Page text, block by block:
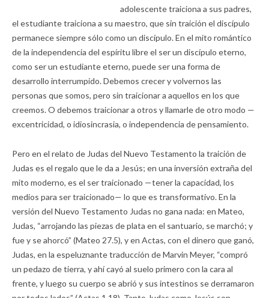
adolescente traiciona a sus padres,
el estudiante traiciona a su maestro, que sin traición el discípulo
permanece siempre sólo como un discípulo. En el mito romántico
de la independencia del espíritu libre el ser un discípulo eterno,
como ser un estudiante eterno, puede ser una forma de
desarrollo interrumpido. Debemos crecer y volvernos las
personas que somos, pero sin traicionar a aquellos en los que
creemos. O debemos traicionar a otros y llamarle de otro modo —
excentricidad, o idiosincrasia, o independencia de pensamiento.
Pero en el relato de Judas del Nuevo Testamento la traición de
Judas es el regalo que le da a Jesús; en una inversión extraña del
mito moderno, es el ser traicionado —tener la capacidad, los
medios para ser traicionado— lo que es transformativo. En la
versión del Nuevo Testamento Judas no gana nada: en Mateo,
Judas, “arrojando las piezas de plata en el santuario, se marchó; y
fue y se ahorcó” (Mateo 27.5), y en Actas, con el dinero que ganó,
Judas, en la espeluznante traducción de Marvin Meyer, “compró
un pedazo de tierra, y ahí cayó al suelo primero con la cara al
frente, y luego su cuerpo se abrió y sus intestinos se derramaron